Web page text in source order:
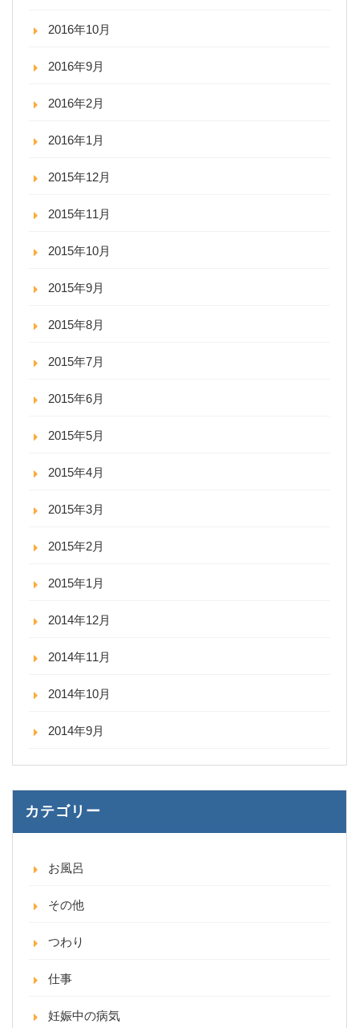
2016年10月
2016年9月
2016年2月
2016年1月
2015年12月
2015年11月
2015年10月
2015年9月
2015年8月
2015年7月
2015年6月
2015年5月
2015年4月
2015年3月
2015年2月
2015年1月
2014年12月
2014年11月
2014年10月
2014年9月
カテゴリー
お風呂
その他
つわり
仕事
妊娠中の病気